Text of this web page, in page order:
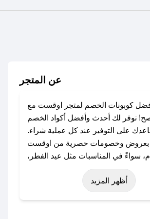
عن المتجر
كوبونات الخصم لمتجر اوقست مع
نوفر لك أحدث وأفضل أكواد الخصم
على التوفير عند كل عملية شراء.
بعروض وخصومات حصرية من اوقست
سواءً في المناسبات مثل عيد الفطر،
الجمعة البيضاء (شهر نوفمبر)، رمضان،
يوم التأسيس، أو حتى عروض خاصة
أظهر المزيد